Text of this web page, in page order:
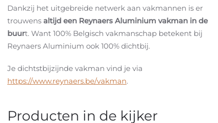
Dankzij het uitgebreide netwerk aan vakmannen is er
trouwens altijd een Reynaers Aluminium vakman in de
buurt. Want 100% Belgisch vakmanschap betekent bij
Reynaers Aluminium ook 100% dichtbij.
Je dichtstbijzijnde vakman vind je via
https://www.reynaers.be/vakman.
Producten in de kijker